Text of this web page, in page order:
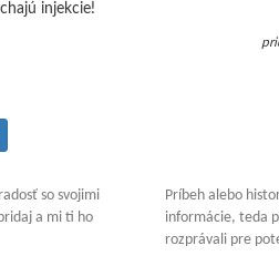
injekcie!
so svojimi
a mi ti ho
Príbeh alebo
informácie, teda
rozprávali pre